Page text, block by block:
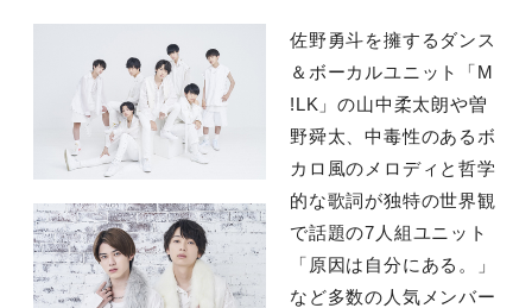
佐野勇斗を擁するダンス
＆ボーカルユニット「M
!LK」の山中柔太朗や曽
野舜太、中毒性のあるボ
カロ風のメロディと哲学
的な歌詞が独特の世界観
で話題の7人組ユニット
「原因は自分にある。」
など多数の人気メンバー